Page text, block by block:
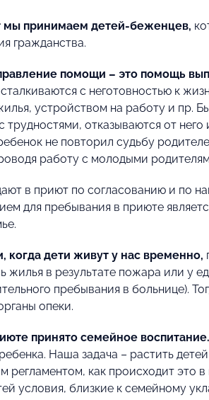
мы принимаем детей-беженцев,
гражданства.
помощи – это помощь
с неготовностью к
устройством на работу и пр.
трудностями, отказываются от
не повторил судьбу
работу с молодыми
в приют по согласованию и по
для пребывания в приюте
когда дети живут у нас временно,
жилья в результате пожара или у
пребывания в больнице).
опеки.
принято семейное воспитание.
Наша задача – растить
регламентом, как происходит это
условия, близкие к семейному